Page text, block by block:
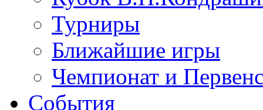
Турниры
Ближайшие игры
Чемпионат и
События